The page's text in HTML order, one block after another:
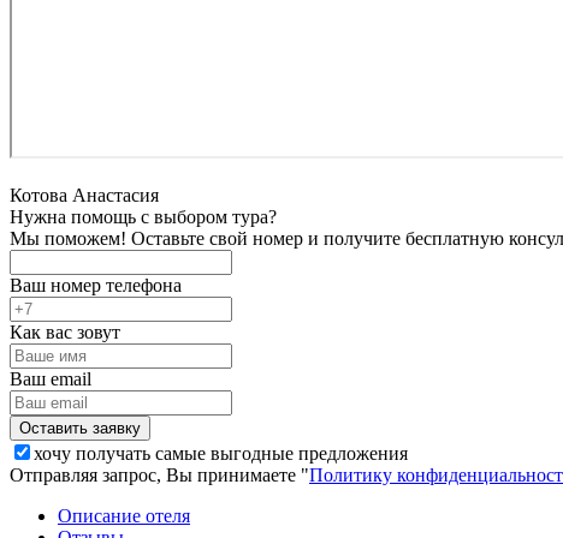
Котова Анастасия
Нужна помощь с выбором тура?
Мы поможем! Оставьте свой номер и получите бесплатную
Ваш номер телефона
Как вас зовут
Ваш email
хочу получать самые выгодные предложения
Отправляя запрос, Вы принимаете "Политику
Описание отеля